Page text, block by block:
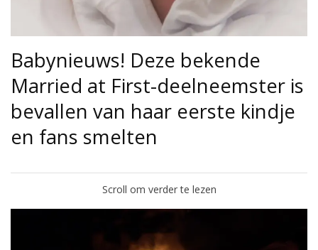
Babynieuws! Deze bekende
Married at First-deelneemster is
bevallen van haar eerste kindje
en fans smelten
Scroll om verder te lezen